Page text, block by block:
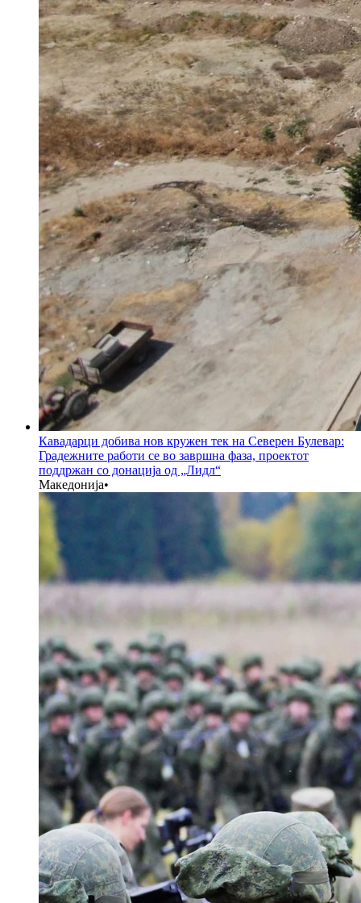
Кавадарци добива нов кружен тек на Северен Булевар:
Градежните работи се во завршна фаза, проектот
поддржан со донација од „Лидл“
Македонија•